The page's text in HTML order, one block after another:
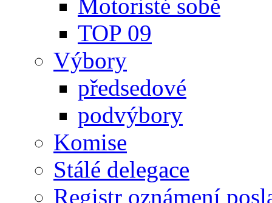
Motoristé sobě
TOP 09
Výbory
předsedové
podvýbory
Komise
Stálé delegace
Registr oznámení